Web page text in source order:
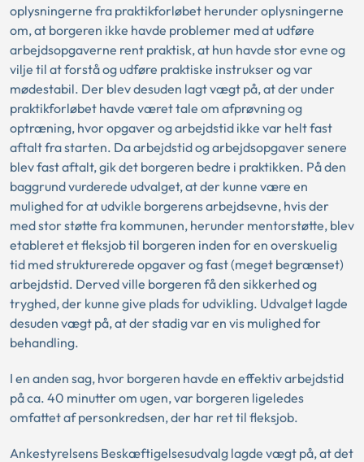
oplysningerne fra praktikforløbet herunder oplysningerne
om, at borgeren ikke havde problemer med at udføre
arbejdsopgaverne rent praktisk, at hun havde stor evne og
vilje til at forstå og udføre praktiske instrukser og var
mødestabil. Der blev desuden lagt vægt på, at der under
praktikforløbet havde været tale om afprøvning og
optræning, hvor opgaver og arbejdstid ikke var helt fast
aftalt fra starten. Da arbejdstid og arbejdsopgaver senere
blev fast aftalt, gik det borgeren bedre i praktikken. På den
baggrund vurderede udvalget, at der kunne være en
mulighed for at udvikle borgerens arbejdsevne, hvis der
med stor støtte fra kommunen, herunder mentorstøtte, blev
etableret et fleksjob til borgeren inden for en overskuelig
tid med strukturerede opgaver og fast (meget begrænset)
arbejdstid. Derved ville borgeren få den sikkerhed og
tryghed, der kunne give plads for udvikling. Udvalget lagde
desuden vægt på, at der stadig var en vis mulighed for
behandling.
I en anden sag, hvor borgeren havde en effektiv arbejdstid
på ca. 40 minutter om ugen, var borgeren ligeledes
omfattet af personkredsen, der har ret til fleksjob.
Ankestyrelsens Beskæftigelsesudvalg lagde vægt på, at det